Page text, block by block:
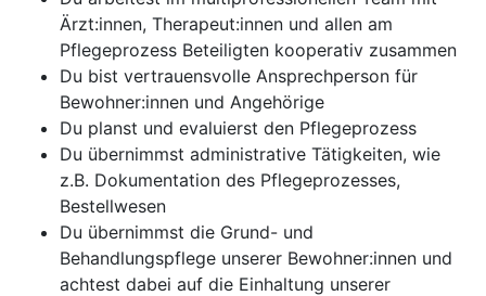
Ärzt:innen, Therapeut:innen und allen am
Pflegeprozess Beteiligten kooperativ zusammen
Du bist vertrauensvolle Ansprechperson für
Bewohner:innen und Angehörige
Du planst und evaluierst den Pflegeprozess
Du übernimmst administrative Tätigkeiten, wie
z.B. Dokumentation des Pflegeprozesses,
Bestellwesen
Du übernimmst die Grund- und
Behandlungspflege unserer Bewohner:innen und
achtest dabei auf die Einhaltung unserer